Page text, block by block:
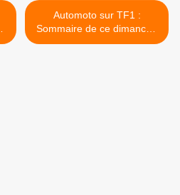
Automoto sur TF1 :
Sommaire de ce dimanche
7 décembre >